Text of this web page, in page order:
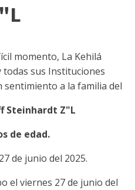
momento, La Kehilá
todas sus Instituciones
sentimiento a la familia del
Steinhardt Z"L
de edad.
de junio del 2025.
el viernes 27 de junio del